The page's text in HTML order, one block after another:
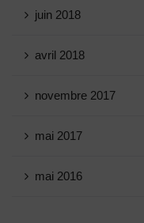
juin 2018
avril 2018
novembre 2017
mai 2017
mai 2016